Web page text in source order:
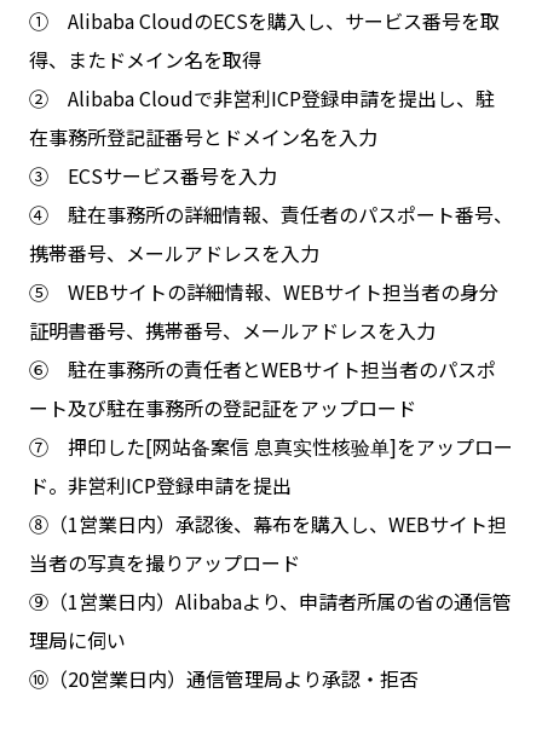
① Alibaba CloudのECSを購入し、サービス番号を取
得、またドメイン名を取得
② Alibaba Cloudで非営利ICP登録申請を提出し、駐
在事務所登記証番号とドメイン名を入力
③ ECSサービス番号を入力
④ 駐在事務所の詳細情報、責任者のパスポート番号、
携帯番号、メールアドレスを入力
⑤ WEBサイトの詳細情報、WEBサイト担当者の身分
証明書番号、携帯番号、メールアドレスを入力
⑥ 駐在事務所の責任者とWEBサイト担当者のパスポ
ート及び駐在事務所の登記証をアップロード
⑦ 押印した[网站备案信 息真实性核验单]をアップロー
ド。非営利ICP登録申請を提出
⑧（1営業日内）承認後、幕布を購入し、WEBサイト担
当者の写真を撮りアップロード
⑨（1営業日内）Alibabaより、申請者所属の省の通信管
理局に伺い
⑩（20営業日内）通信管理局より承認・拒否